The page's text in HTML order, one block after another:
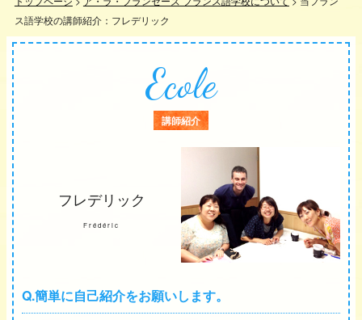
ス語学校の講師紹介：フレデリック
Ecole
講師紹介
フレデリック
Frédéric
Q.簡単に自己紹介をお願いします。